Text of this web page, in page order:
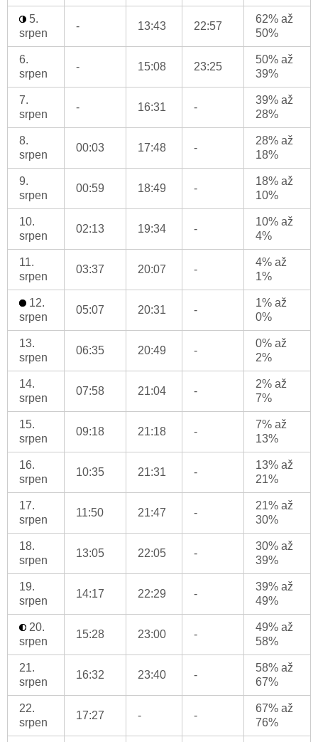
5.
srpen
- 13:43 22:57
62% až
50%
6.
srpen
- 15:08 23:25
50% až
39%
7.
srpen
- 16:31 -
39% až
28%
8.
srpen
00:03 17:48 -
28% až
18%
9.
srpen
00:59 18:49 -
18% až
10%
10.
srpen
02:13 19:34 -
10% až
4%
11.
srpen
03:37 20:07 -
4% až
1%
12.
srpen
05:07 20:31 -
1% až
0%
13.
srpen
06:35 20:49 -
0% až
2%
14.
srpen
07:58 21:04 -
2% až
7%
15.
srpen
09:18 21:18 -
7% až
13%
16.
srpen
10:35 21:31 -
13% až
21%
17.
srpen
11:50 21:47 -
21% až
30%
18.
srpen
13:05 22:05 -
30% až
39%
19.
srpen
14:17 22:29 -
39% až
49%
20.
srpen
15:28 23:00 -
49% až
58%
21.
srpen
16:32 23:40 -
58% až
67%
22.
srpen
17:27 - -
67% až
76%